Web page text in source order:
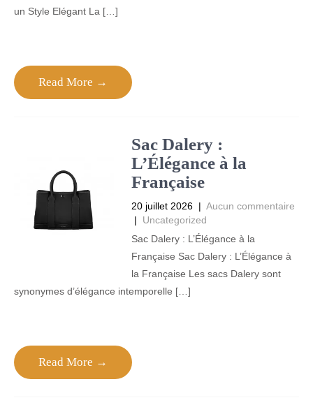
un Style Elégant La […]
Read More →
Sac Dalery :
L’Élégance à la
Française
20 juillet 2026 | Aucun commentaire
| Uncategorized
Sac Dalery : L’Élégance à la
Française Sac Dalery : L’Élégance à
la Française Les sacs Dalery sont
synonymes d’élégance intemporelle […]
Read More →